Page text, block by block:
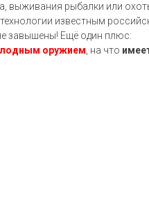
выживания рыбалки или
известным
завышены! Ещё один плюс:
оружием, на что